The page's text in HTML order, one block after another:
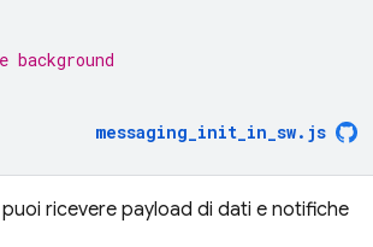
messaging_init_in_sw. js
ricevere payload di dati e notifiche